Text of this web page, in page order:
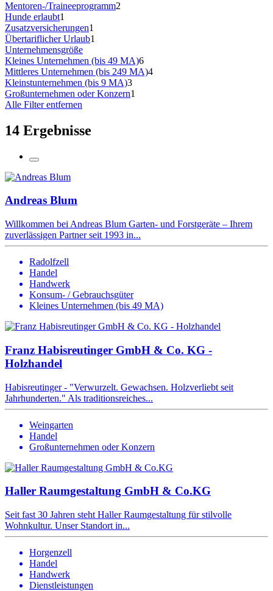
Mentoren-/Traineeprogramm2
Hunde erlaubt1
Zusatzversicherungen1
Übertariflicher Urlaub1
Unternehmensgröße
Kleines Unternehmen (bis 49 MA)6
Mittleres Unternehmen (bis 249 MA)4
Kleinstunternehmen (bis 9 MA)3
Großunternehmen oder Konzern1
Alle Filter entfernen
14 Ergebnisse
Andreas Blum
Willkommen bei Andreas Blum Garten- und Forstgeräte – Ihrem
zuverlässigen Partner seit 1993 in...
Radolfzell
Handel
Handwerk
Konsum- / Gebrauchsgüter
Kleines Unternehmen (bis 49 MA)
Franz Habisreutinger GmbH & Co. KG -
Holzhandel
Habisreutinger - "Verwurzelt. Gewachsen. Holzverliebt seit
Jahrhunderten." Als traditionsreiches...
Weingarten
Handel
Großunternehmen oder Konzern
Haller Raumgestaltung GmbH & Co.KG
Seit fast 30 Jahren steht Haller Raumgestaltung für stilvolle
Wohnkultur. Unser Standort in...
Horgenzell
Handel
Handwerk
Dienstleistungen